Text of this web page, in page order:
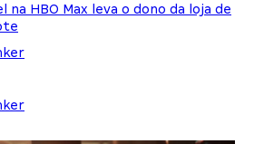
HBO Max leva o dono da loja de